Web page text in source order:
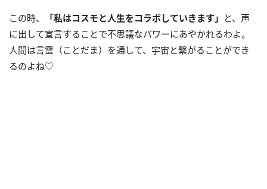
この時、 「私はコスモと人生をコラボしていきます」 と、声
に出して宣言することで不思議なパワーにあやかれるわよ。
人間は言霊（ことだま）を通して、宇宙と繋がることができ
るのよね♡